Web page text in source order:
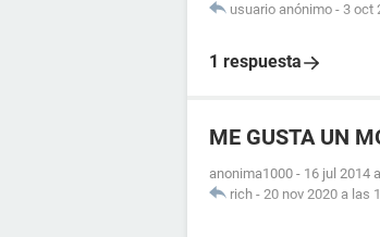
usuario anónimo - 3 oct
1 respuesta
ME GUSTA UN
anonima1000 - 16 jul 2014
rich - 20 nov 2020 a las